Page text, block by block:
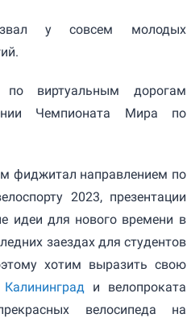
у совсем молодых
виртуальным дорогам
Чемпионата Мира по
фиджитал направлением по
2023, презентации
идеи для нового времени в
заездах для студентов
хотим выразить свою
и велопроката
велосипеда на